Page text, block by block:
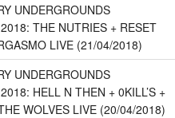
UNDERGROUNDS
THE NUTRIES + RESET
LIVE (21/04/2018)
UNDERGROUNDS
HELL N THEN + 0KILL’S +
WOLVES LIVE (20/04/2018)